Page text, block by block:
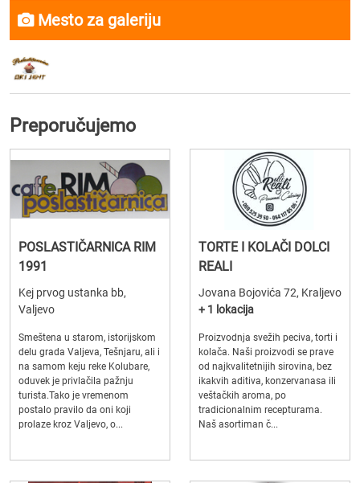
Mesto za galeriju
Preporučujemo
POSLASTIČARNICA RIM
1991
Kej prvog ustanka bb,
Valjevo
Smeštena u starom, istorijskom
delu grada Valjeva, Tešnjaru, ali i
na samom keju reke Kolubare,
oduvek je privlačila pažnju
turista.Tako je vremenom
postalo pravilo da oni koji
prolaze kroz Valjevo, o...
TORTE I KOLAČI DOLCI
REALI
Jovana Bojovića 72, Kraljevo
+ 1 lokacija
Proizvodnja svežih peciva, torti i
kolača. Naši proizvodi se prave
od najkvalitetnijih sirovina, bez
ikakvih aditiva, konzervanasa ili
veštačkih aroma, po
tradicionalnim recepturama.
Naš asortiman č...